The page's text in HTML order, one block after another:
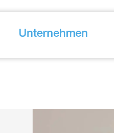
Unternehmen